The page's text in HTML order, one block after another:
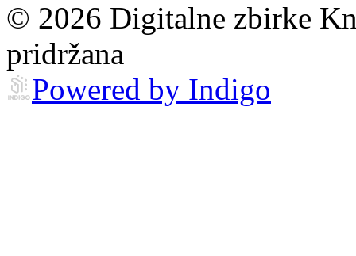
© 2026 Digitalne zbirke
pridržana
Powered by Indigo